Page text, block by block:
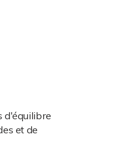
d'équilibre
et de